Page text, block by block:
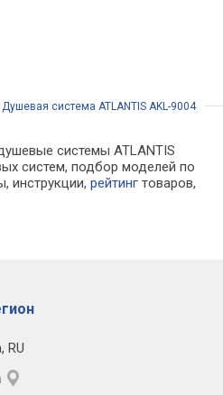
Душевая система ATLANTIS AKL-9004
системы ATLANTIS
систем, подбор моделей по
инструкции,рейтинг товаров,
, RU